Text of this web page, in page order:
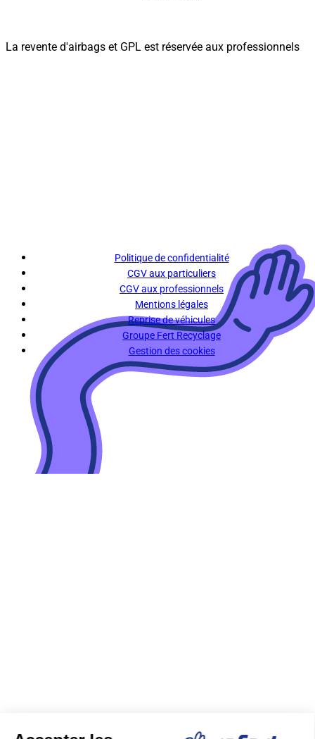
La revente d'airbags et GPL est réservée aux professionnels
Politique de confidentialité
CGV aux particuliers
CGV aux professionnels
Mentions légales
Reprise de véhicules
Groupe Fert Recyclage
Gestion des cookies